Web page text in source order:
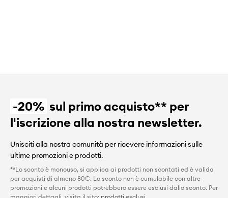
-20% sul primo acquisto** per
l'iscrizione alla nostra newsletter.
Unisciti alla nostra comunità per ricevere informazioni sulle
ultime promozioni e prodotti.
**Lo sconto è monouso, si applica ai prodotti non scontati ed è valido
per acquisti di almeno 80€. Lo sconto non è cumulabile con altre
promozioni e alcuni prodotti potrebbero essere esclusi dallo sconto. Per